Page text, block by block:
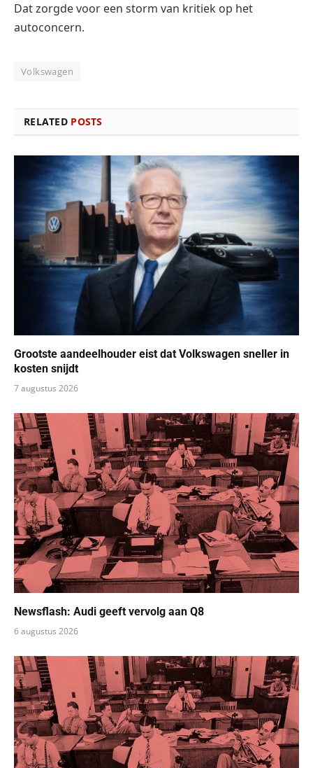
Dat zorgde voor een storm van kritiek op het
autoconcern.
Volkswagen
RELATED POSTS
Grootste aandeelhouder eist dat Volkswagen sneller in
kosten snijdt
7 augustus 2026
Newsflash: Audi geeft vervolg aan Q8
6 augustus 2026